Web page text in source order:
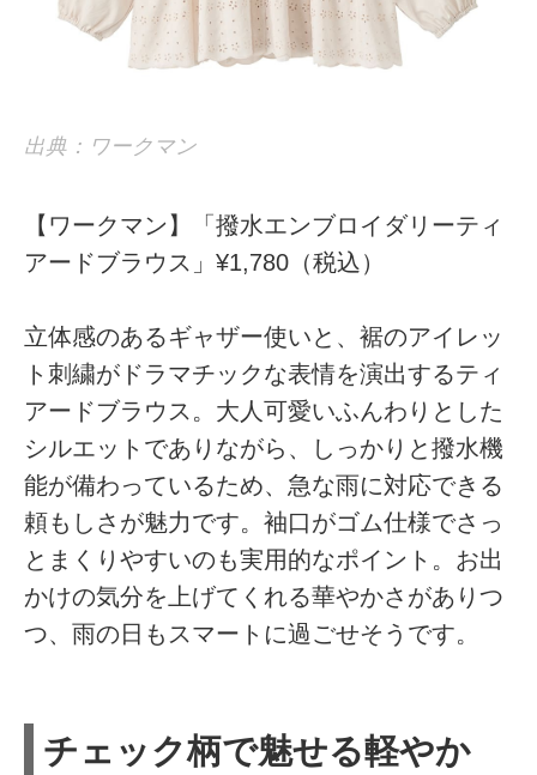
出典：ワークマン
【ワークマン】「撥水エンブロイダリーティ
アードブラウス」¥1,780（税込）
立体感のあるギャザー使いと、裾のアイレッ
ト刺繍がドラマチックな表情を演出するティ
アードブラウス。大人可愛いふんわりとした
シルエットでありながら、しっかりと撥水機
能が備わっているため、急な雨に対応できる
頼もしさが魅力です。袖口がゴム仕様でさっ
とまくりやすいのも実用的なポイント。お出
かけの気分を上げてくれる華やかさがありつ
つ、雨の日もスマートに過ごせそうです。
チェック柄で魅せる軽やか